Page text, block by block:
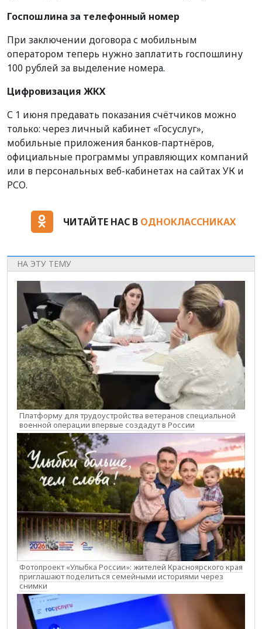
Госпошлина за телефонный номер
При заключении договора с мобильным
оператором теперь нужно заплатить госпошлину
100 рублей за выделение номера.
Цифровизация ЖКХ
С 1 июня предавать показания счётчиков можно
только: через личный кабинет «Госуслуг»,
мобильные приложения банков-партнёров,
официальные программы управляющих компаний
или в персональных веб-кабинетах на сайтах УК и
РСО.
ЧИТАЙТЕ НАС В ОДНОКЛАССНИКАХ
НА ЭТУ ТЕМУ
Платформу для трудоустройства ветеранов специальной
военной операции впервые создадут в России
Фотопроект «Улыбка России»: жителей Красноярского края
приглашают поделиться семейными историями через
снимки